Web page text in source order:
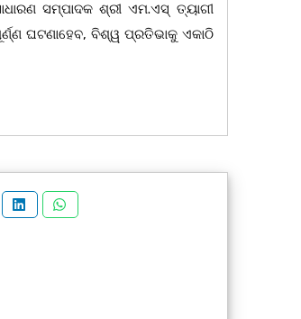
ସମ୍ପାଦକ ଶ୍ରୀ ଏମ.ଏସ୍ ତ୍ୟାଗୀ
ଘଟଣାହେବ, ବିଶ୍ୱ ପ୍ରତିଭାକୁ ଏକାଠି